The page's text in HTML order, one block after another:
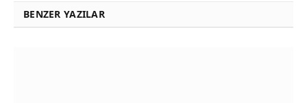
BENZER YAZILAR